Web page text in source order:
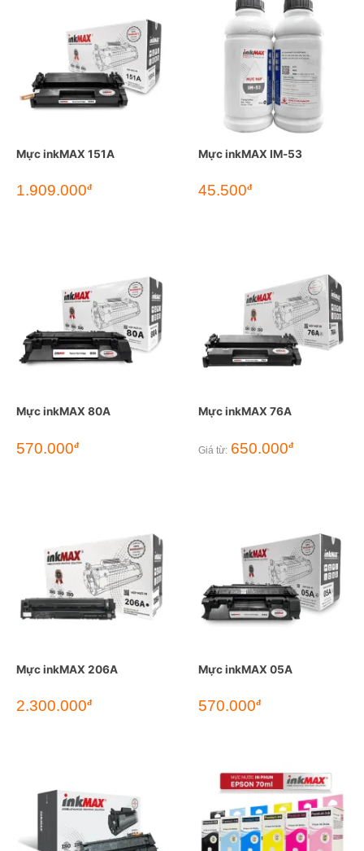
Mực inkMAX 151A
1.909.000đ
Mực inkMAX IM-53
45.500đ
Mực inkMAX 80A
570.000đ
Mực inkMAX 76A
Giá từ: 650.000đ
Mực inkMAX 206A
2.300.000đ
Mực inkMAX 05A
570.000đ